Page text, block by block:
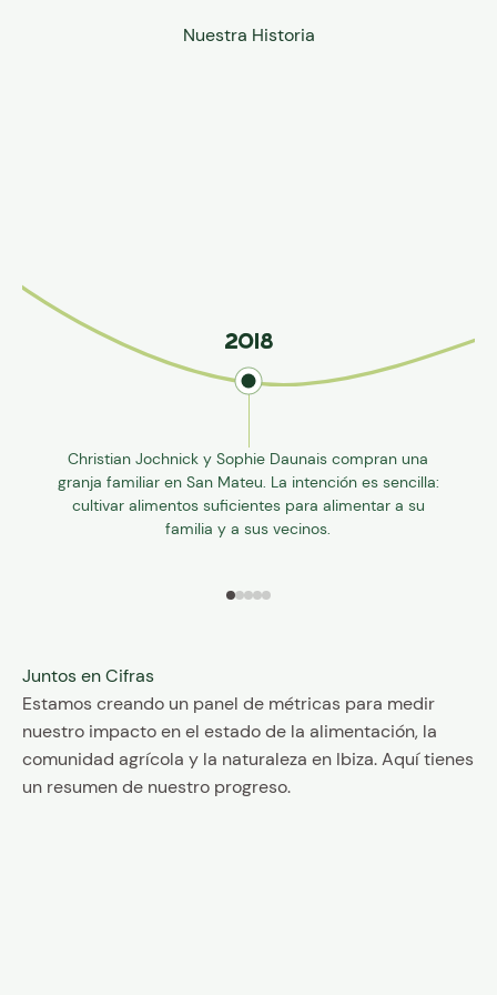
2018
Christian Jochnick y Sophie Daunais compran una
granja familiar en San Mateu. La intención es sencilla:
cultivar alimentos suficientes para alimentar a su
familia y a sus vecinos.
Juntos en Cifras
Estamos creando un panel de métricas para medir
nuestro impacto en el estado de la alimentación, la
comunidad agrícola y la naturaleza en Ibiza. Aquí tienes
un resumen de nuestro progreso.